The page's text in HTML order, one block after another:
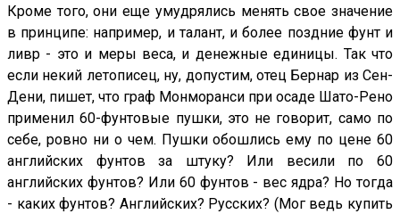
Кроме того, они еще умудрялись менять свое значение
в принципе: например, и талант, и более поздние фунт и
ливр - это и меры веса, и денежные единицы. Так что
если некий летописец, ну, допустим, отец Бернар из Сен-
Дени, пишет, что граф Монморанси при осаде Шато-Рено
применил 60-фунтовые пушки, это не говорит, само по
себе, ровно ни о чем. Пушки обошлись ему по цене 60
английских фунтов за штуку? Или весили по 60
английских фунтов? Или 60 фунтов - вес ядра? Но тогда
- каких фунтов? Английских? Русских? (Мог ведь купить